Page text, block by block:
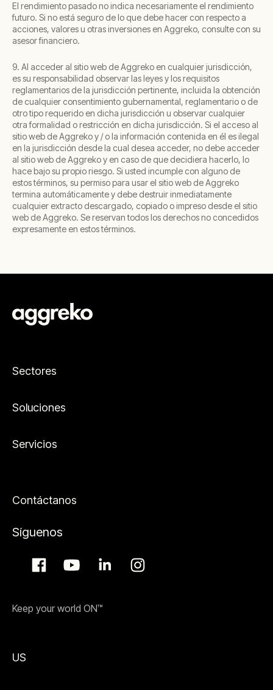
El rendimiento pasado no indica necesariamente el rendimiento
futuro. Si no está seguro de lo que debe hacer con respecto a
acciones, valores u otras inversiones en Aggreko, consulte con su
asesor financiero.
9. Al acceder al sitio web de Aggreko en cualquier jurisdicción,
es su responsabilidad observar las leyes y los requisitos
reglamentarios de la jurisdicción pertinente, incluida la obtención
de cualquier consentimiento gubernamental, reglamentario o de
otro tipo requerido en dicha jurisdicción u observar cualquier
otra formalidad o restricción en dicha jurisdicción. Si el acceso al
sitio web de Aggreko y / o la información contenida en él es ilegal
en la jurisdicción desde la cual desea acceder, no debe acceder
al sitio web de Aggreko y en caso de que decidiera hacerlo, lo
hace bajo su propio riesgo. Si usted incumple con alguno de
estos términos, su permiso para usar el sitio web de Aggreko
termina automáticamente y debe destruir inmediatamente
cualquier extracto descargado, copiado o impreso desde el sitio
web de Aggreko. Se reservan todos los derechos no concedidos
expresamente en estos términos.
Sectores
Soluciones
Servicios
Contáctanos
Síguenos
Keep your world ON™
US